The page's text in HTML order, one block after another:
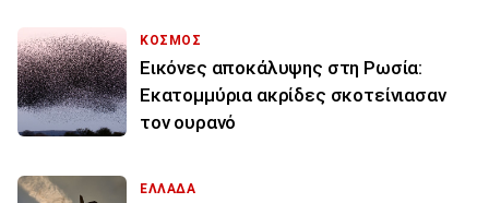
ΚΟΣΜΟΣ
Εικόνες αποκάλυψης στη Ρωσία:
Εκατομμύρια ακρίδες σκοτείνιασαν
τον ουρανό
ΕΛΛΑΔΑ